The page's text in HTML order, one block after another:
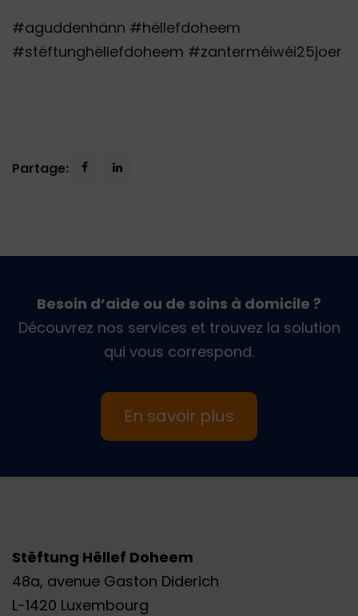
#aguddenhänn #hëllefdoheem
#stëftunghëllefdoheem #zanterméiwéi25joer
Partage:
Besoin d’aide ou de soins à domicile ?
Découvrez nos services et trouvez la solution
qui vous correspond.
En savoir plus
Stëftung Hëllef Doheem
48a, avenue Gaston Diderich
L-1420 Luxembourg